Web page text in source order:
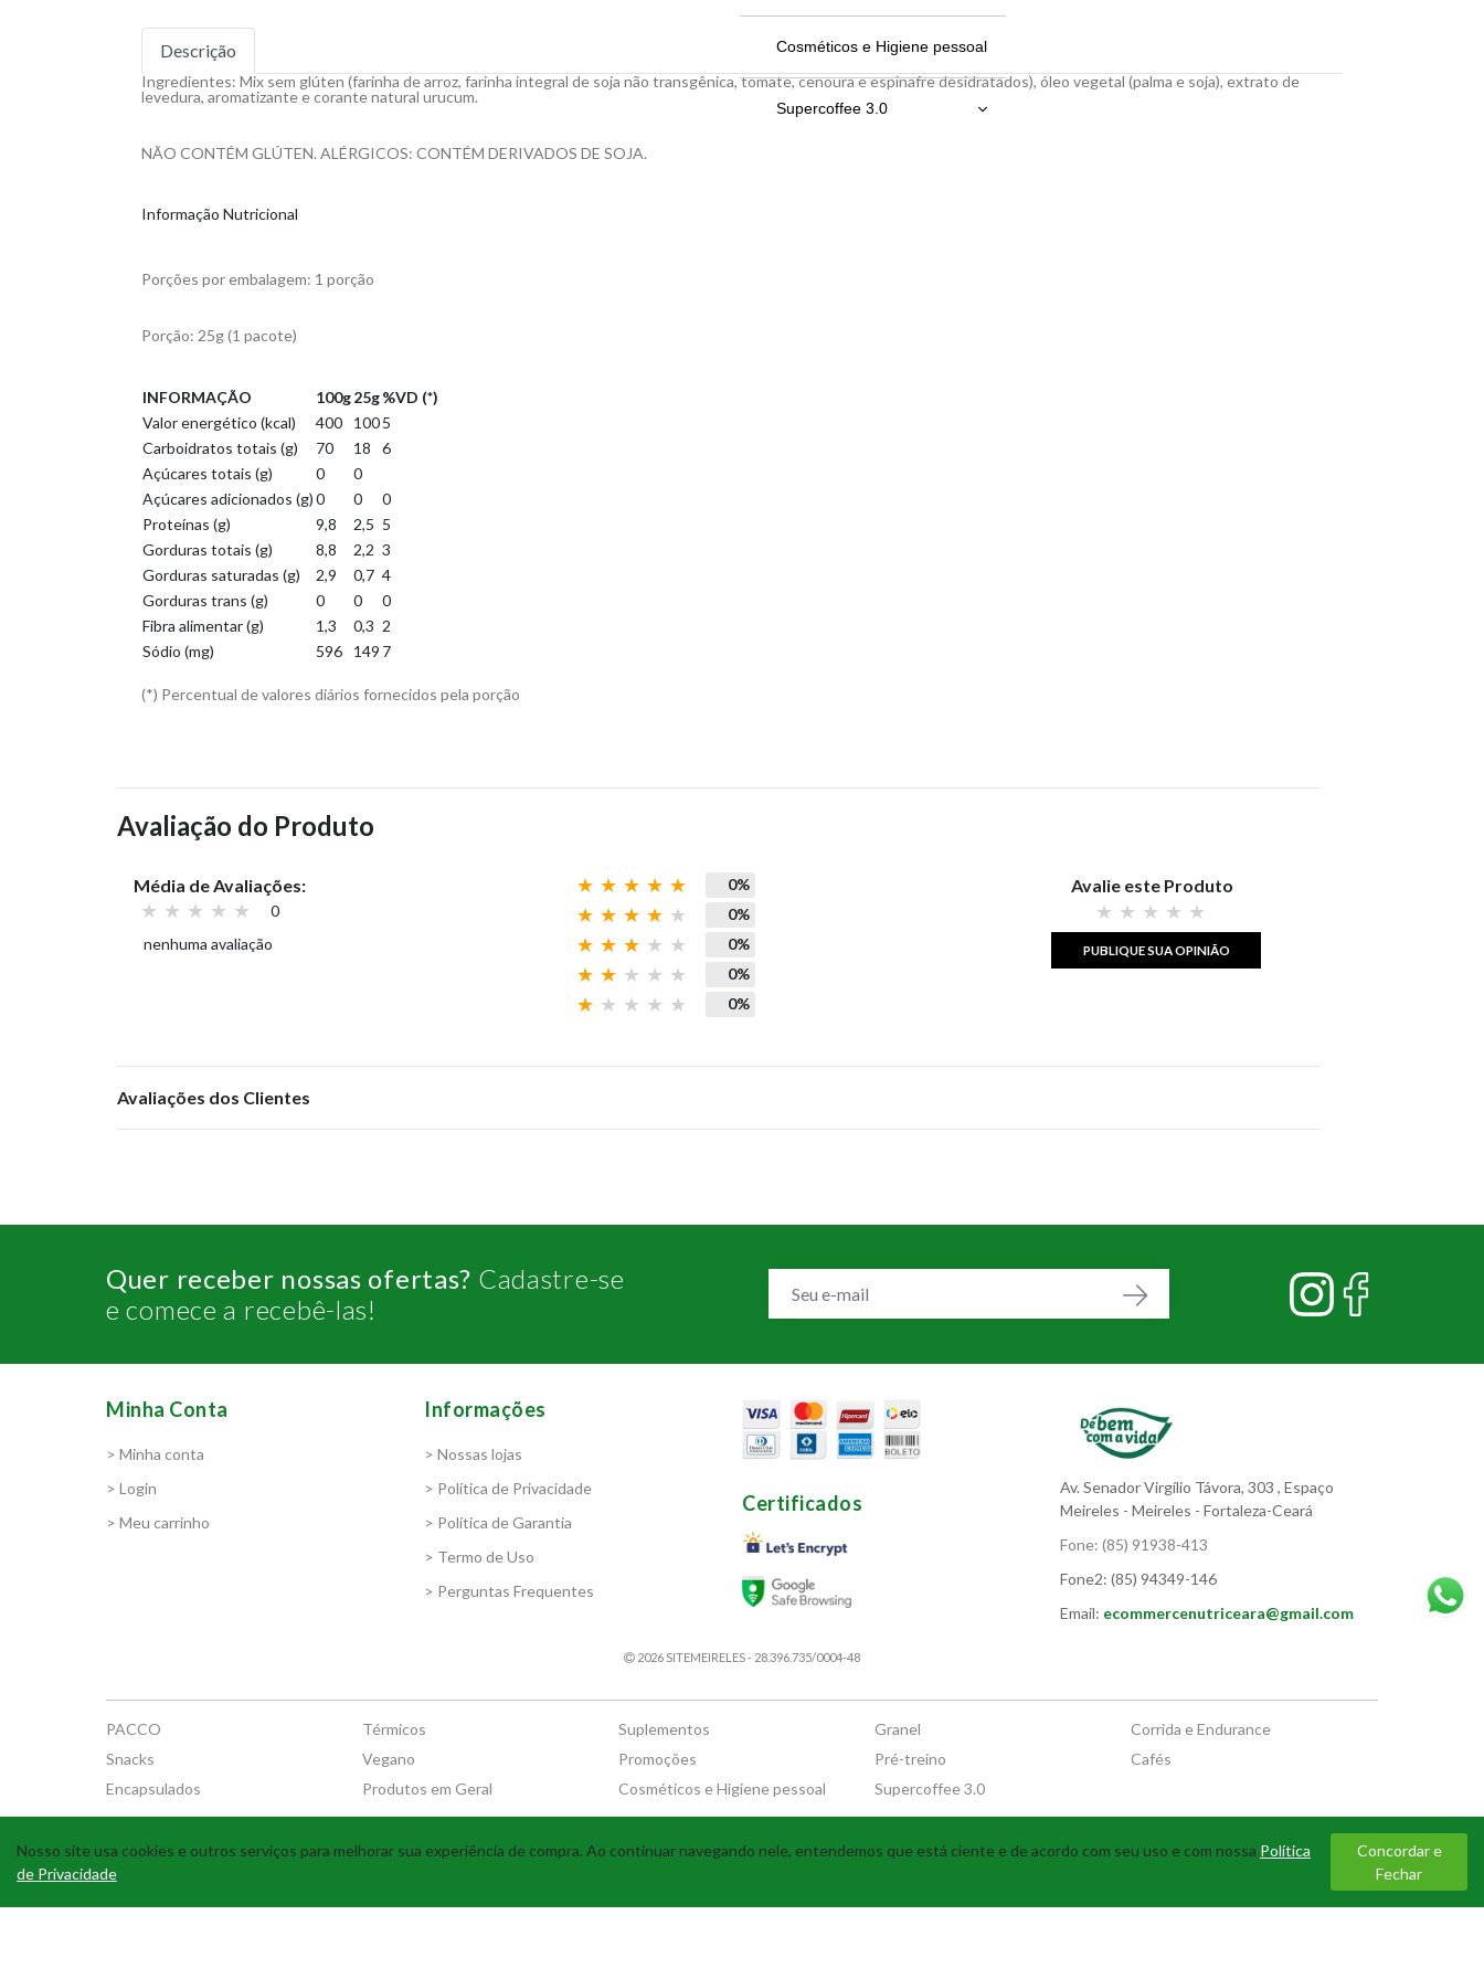
Nosso site usa cookies e outros serviços para melhorar sua experiência de compra. Ao continuar navegando nele, entendemos que está ciente e de acordo com seu uso e com nossa Política
de Privacidade
Concordar e
Fechar
Bebidas em Geral
Chocolates
Cosméticos e Higiene pessoal
Supercoffee 3.0
Descrição
Ingredientes: Mix sem glúten (farinha de arroz, farinha integral de soja não transgênica, tomate, cenoura e espinafre desidratados), óleo vegetal (palma e soja), extrato de
levedura, aromatizante e corante natural urucum.
NÃO CONTÉM GLÚTEN. ALÉRGICOS: CONTÉM DERIVADOS DE SOJA.
Informação Nutricional
Porções por embalagem: 1 porção
Porção: 25g (1 pacote)
INFORMAÇÃO 100g25g%VD (*)
Valor energético (kcal)
400 1005
Carboidratos totais (g)
70 18
6
Açúcares totais (g)
0
0
Açúcares adicionados (g)0 0
0
Proteínas (g)
9,8 2,5 5
Gorduras totais (g)
8,8 2,2 3
Gorduras saturadas (g)
2,9 0,7 4
Gorduras trans (g)
0 0
0
Fibra alimentar (g)
1,3 0,3 2
Sódio (mg)
596 149 7
(*) Percentual de valores diários fornecidos pela porção
Avaliação do Produto
Média de Avaliações:
0
nenhuma avaliação
0%
0%
0%
0%
0%
Avalie este Produto
PUBLIQUE SUA OPINIÃO
Avaliações dos Clientes
Quer receber nossas ofertas? Cadastre-se
e comece a recebê-las!
Minha Conta
> Minha conta
> Login
> Meu carrinho
Informações
> Nossas lojas
> Política de Privacidade
> Política de Garantia
> Termo de Uso
> Perguntas Frequentes
Certificados
Av. Senador Virgílio Távora, 303 , Espaço
Meireles - Meireles - Fortaleza-Ceará
Fone: (85) 91938-413
Fone2: (85) 94349-146
Email: ecommercenutriceara@gmail.com
2026 SITEMEIRELES - 28.396.735/0004-48
PACCO Térmicos Suplementos Granel
Corrida e Endurance
Snacks
Vegano Promoções Pré-treino
Cafés
Encapsulados
Produtos em Geral Cosméticos e Higiene pessoal Supercoffee 3.0